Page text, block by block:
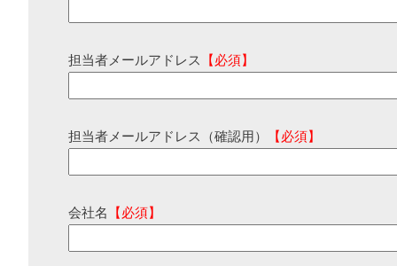
担当者メールアドレス 【必須】
担当者メールアドレス（確認用） 【必須】
会社名 【必須】